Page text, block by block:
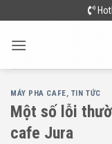
to
content
MÁY PHA CAFE, TIN TỨC
Một số lỗi
cafe Jura